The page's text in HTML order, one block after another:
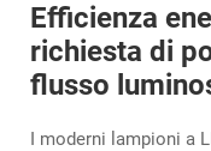
Efficienza
richiesta di
flusso
I moderni lampioni a